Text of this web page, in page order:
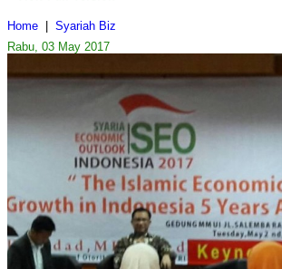
Home
Syariah Biz
Rabu, 03 May 2017